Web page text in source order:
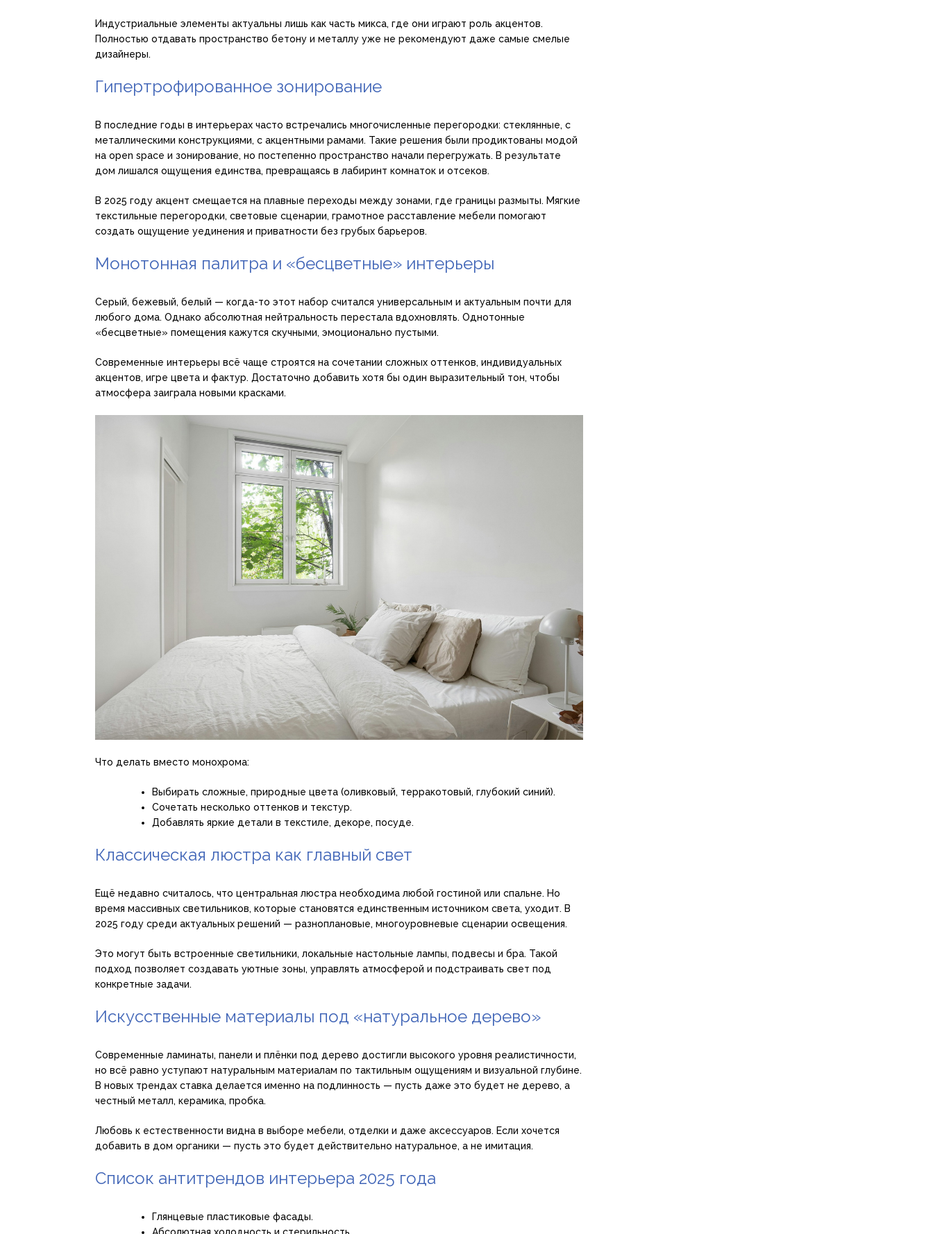
Индустриальные элементы актуальны лишь как часть микса, где они играют роль акцентов.
Полностью отдавать пространство бетону и металлу уже не рекомендуют даже самые смелые
дизайнеры.
Гипертрофированное зонирование
В последние годы в интерьерах часто встречались многочисленные перегородки: стеклянные, с
металлическими конструкциями, с акцентными рамами. Такие решения были продиктованы модой
на open space и зонирование, но постепенно пространство начали перегружать. В результате
дом лишался ощущения единства, превращаясь в лабиринт комнаток и отсеков.
В 2025 году акцент смещается на плавные переходы между зонами, где границы размыты. Мягкие
текстильные перегородки, световые сценарии, грамотное расставление мебели помогают
создать ощущение уединения и приватности без грубых барьеров.
Монотонная палитра и «бесцветные» интерьеры
Серый, бежевый, белый — когда-то этот набор считался универсальным и актуальным почти для
любого дома. Однако абсолютная нейтральность перестала вдохновлять. Однотонные
«бесцветные» помещения кажутся скучными, эмоционально пустыми.
Современные интерьеры всё чаще строятся на сочетании сложных оттенков, индивидуальных
акцентов, игре цвета и фактур. Достаточно добавить хотя бы один выразительный тон, чтобы
атмосфера заиграла новыми красками.
Что делать вместо монохрома:
Выбирать сложные, природные цвета (оливковый, терракотовый, глубокий синий).
Сочетать несколько оттенков и текстур.
Добавлять яркие детали в текстиле, декоре, посуде.
Классическая люстра как главный свет
Ещё недавно считалось, что центральная люстра необходима любой гостиной или спальне. Но
время массивных светильников, которые становятся единственным источником света, уходит. В
2025 году среди актуальных решений — разноплановые, многоуровневые сценарии освещения.
Это могут быть встроенные светильники, локальные настольные лампы, подвесы и бра. Такой
подход позволяет создавать уютные зоны, управлять атмосферой и подстраивать свет под
конкретные задачи.
Искусственные материалы под «натуральное дерево»
Современные ламинаты, панели и плёнки под дерево достигли высокого уровня реалистичности,
но всё равно уступают натуральным материалам по тактильным ощущениям и визуальной глубине.
В новых трендах ставка делается именно на подлинность — пусть даже это будет не дерево, а
честный металл, керамика, пробка.
Любовь к естественности видна в выборе мебели, отделки и даже аксессуаров. Если хочется
добавить в дом органики — пусть это будет действительно натуральное, а не имитация.
Список антитрендов интерьера 2025 года
Глянцевые пластиковые фасады.